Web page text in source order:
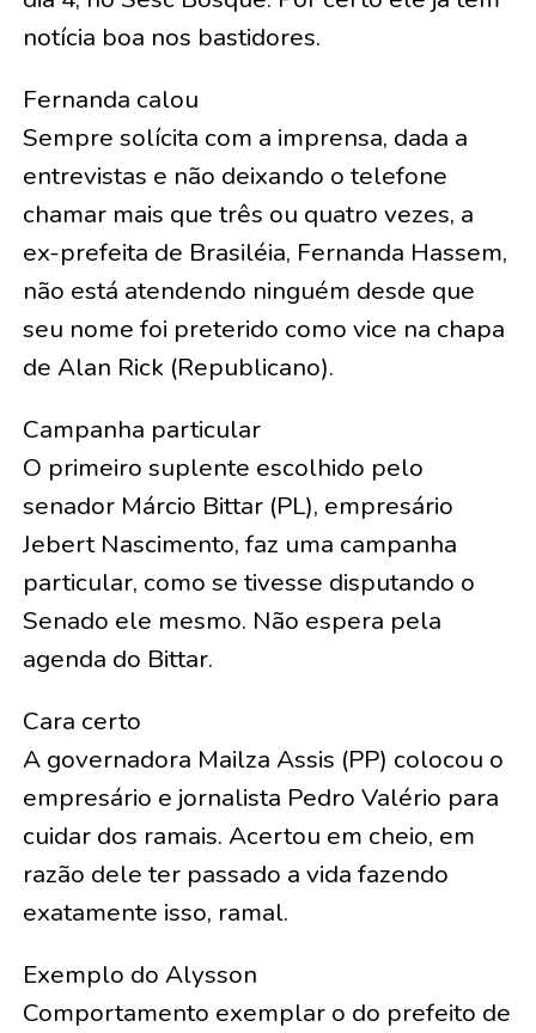
notícia boa nos bastidores.
Fernanda calou
Sempre solícita com a imprensa, dada a
entrevistas e não deixando o telefone
chamar mais que três ou quatro vezes, a
ex-prefeita de Brasiléia, Fernanda Hassem,
não está atendendo ninguém desde que
seu nome foi preterido como vice na chapa
de Alan Rick (Republicano).
Campanha particular
O primeiro suplente escolhido pelo
senador Márcio Bittar (PL), empresário
Jebert Nascimento, faz uma campanha
particular, como se tivesse disputando o
Senado ele mesmo. Não espera pela
agenda do Bittar.
Cara certo
A governadora Mailza Assis (PP) colocou o
empresário e jornalista Pedro Valério para
cuidar dos ramais. Acertou em cheio, em
razão dele ter passado a vida fazendo
exatamente isso, ramal.
Exemplo do Alysson
Comportamento exemplar o do prefeito de